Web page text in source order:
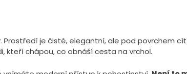
je čisté, elegantní, ale pod povrchem
kteří chápou, co obnáší cesta na vrchol.